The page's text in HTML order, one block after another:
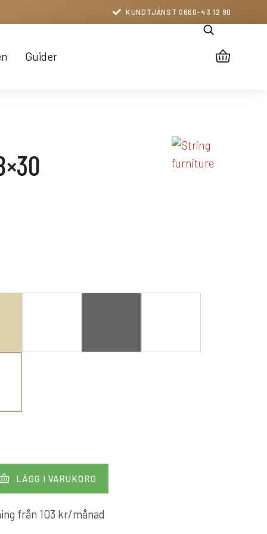
KUNDTJÄNST 0660-43 12 90
Guider
LÄGG I VARUKORG
från 103 kr/månad